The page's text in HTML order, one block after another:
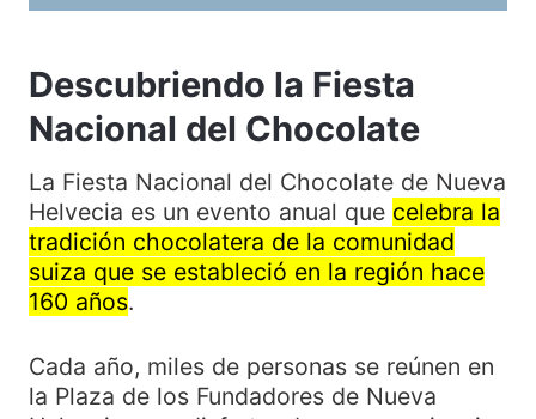
Descubriendo la Fiesta
Nacional del Chocolate
La Fiesta Nacional del Chocolate de Nueva
Helvecia es un evento anual que celebra la
tradición chocolatera de la comunidad
suiza que se estableció en la región hace
160 años.
Cada año, miles de personas se reúnen en
la Plaza de los Fundadores de Nueva